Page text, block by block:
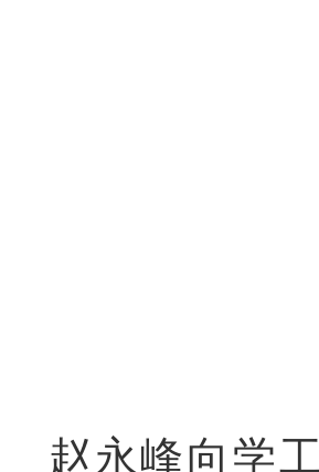
赵永峰向学